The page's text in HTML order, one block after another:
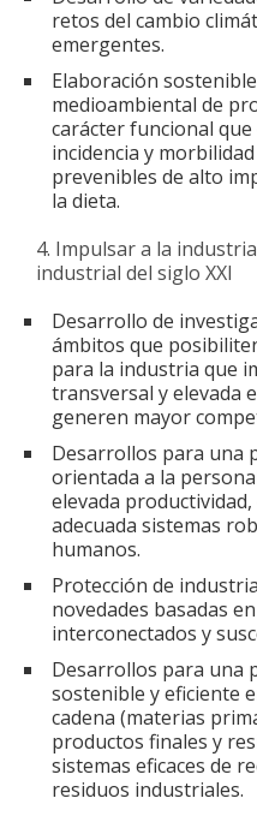
retos del cambio
emergentes.
Elaboración
medioambiental de
carácter funcional
incidencia y
prevenibles de alto
la dieta.
Impulsar a la
industrial del siglo XXI
Desarrollo de
ámbitos que
para la industria que
transversal y elevada
generen mayor
Desarrollos para una
orientada a la
elevada
adecuada sistemas
humanos.
Protección de
novedades basadas
interconectados y
Desarrollos para una
sostenible y eficiente
cadena (materias
productos finales y
sistemas eficaces de
residuos industriales.